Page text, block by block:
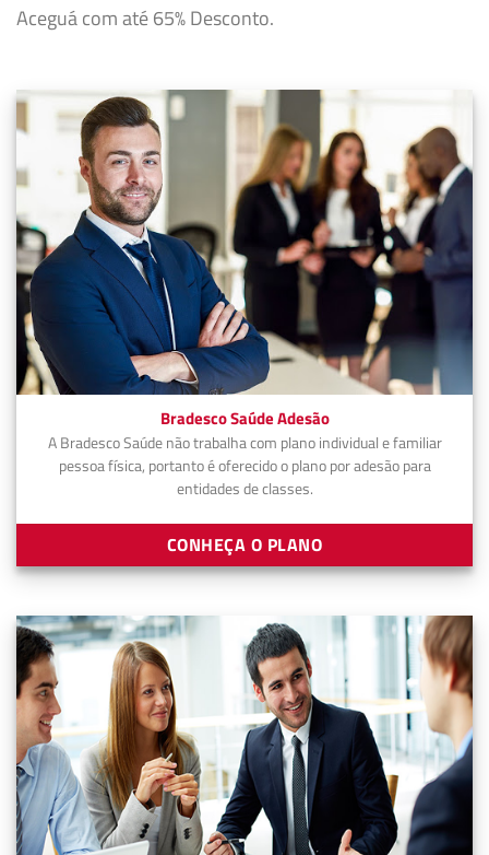
Aceguá com até 65% Desconto.
Bradesco Saúde Adesão
A Bradesco Saúde não trabalha com plano individual e familiar
pessoa física, portanto é oferecido o plano por adesão para
entidades de classes.
CONHEÇA O PLANO